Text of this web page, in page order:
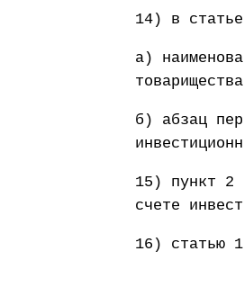
14) в
а)
б) абзац
15) пункт 2
счете
16) статью